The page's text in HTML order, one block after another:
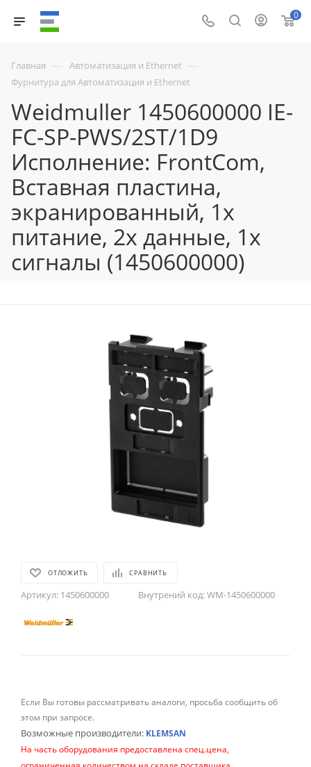
0
Главная — Автоматизация и Ethernet —
Фурнитура для Автоматизация и Ethernet
Weidmuller 1450600000 IE-
FC-SP-PWS/2ST/1D9
Исполнение: FrontCom,
Вставная пластина,
экранированный, 1x
питание, 2x данные, 1x
сигналы (1450600000)
ОТЛОЖИТЬ СРАВНИТЬ
Артикул: 1450600000 Внутрений код:WM-1450600000
Если Вы готовы рассматривать аналоги, просьба сообщить об
этом при запросе.
Возможные производители: KLEMSAN
На часть оборудования предоставлена спец.цена,